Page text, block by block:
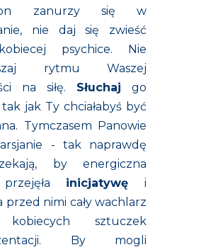
zanurzy się w
nie daj się zwieść
psychice. Nie
rytmu Waszej
na siłę. Słuchaj go
jak Ty chciałabyś być
Tymczasem Panowie
- tak naprawdę
by energiczna
inicjatywę i
przed nimi cały wachlarz
kobiecych sztuczek
By mogli